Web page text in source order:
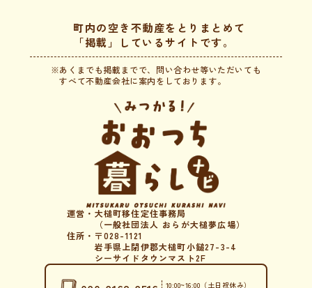
町内の空き不動産をとりまとめて
「掲載」しているサイトです。
※あくまでも掲載までで、問い合わせ等いただいても
すべて不動産会社に案内をしております。
運営・ 大槌町移住定住事務局
（一般社団法人 おらが大槌夢広場）
住所・ 〒028-1121
岩手県上閉伊郡大槌町小鎚27-3-4
シーサイドタウンマスト2F
10:00~16:00（土日祝休み）